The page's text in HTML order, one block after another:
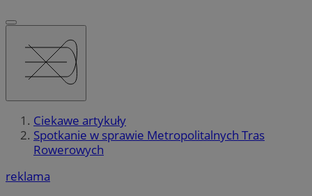
Ciekawe artykuły
Spotkanie w sprawie Metropolitalnych Tras
Rowerowych
reklama